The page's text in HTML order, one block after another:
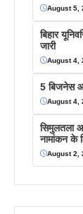
August 5,
बिहार
जारी
August 4,
5 बिजनेस
August 4,
सिमुलतला
नामांकन के
August 2,